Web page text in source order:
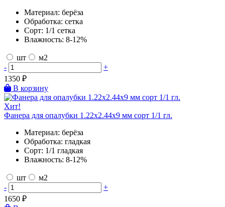
Материал: берёза
Обработка: сетка
Сорт: 1/1 сетка
Влажность: 8-12%
шт
м2
-
+
1350 ₽
В корзину
Хит!
Фанера для опалубки 1.22х2.44х9 мм сорт 1/1 гл.
Материал: берёза
Обработка: гладкая
Сорт: 1/1 гладкая
Влажность: 8-12%
шт
м2
-
+
1650 ₽